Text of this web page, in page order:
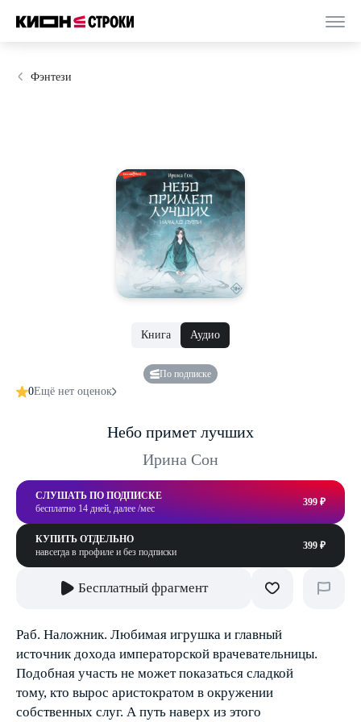
Фэнтези
Книга Аудио
По подписке
0Ещё нет оценок
Небо примет лучших
Ирина Сон
СЛУШАТЬ ПО ПОДПИСКЕ
бесплатно 14 дней, далее /мес
399 ₽
КУПИТЬ ОТДЕЛЬНО
навсегда в профиле и без подписки
399 ₽
Бесплатный фрагмент
Раб. Наложник. Любимая игрушка и главный
источник дохода императорской врачевательницы.
Подобная участь не может показаться сладкой
тому, кто вырос аристократом в окружении
собственных слуг. А путь наверх из этого